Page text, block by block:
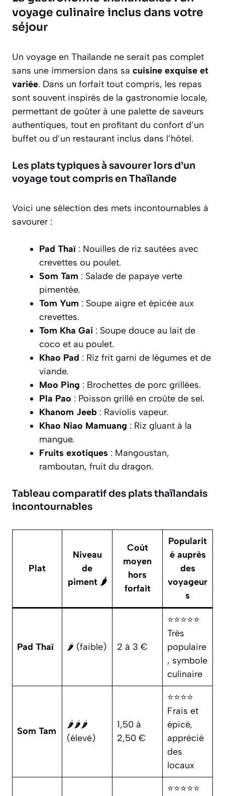
voyage culinaire inclus dans votre
séjour
Un voyage en Thaïlande ne serait pas complet
sans une immersion dans sa cuisine exquise et
variée. Dans un forfait tout compris, les repas
sont souvent inspirés de la gastronomie locale,
permettant de goûter à une palette de saveurs
authentiques, tout en profitant du confort d’un
buffet ou d’un restaurant inclus dans l’hôtel.
Les plats typiques à savourer lors d’un
voyage tout compris en Thaïlande
Voici une sélection des mets incontournables à
savourer :
Pad Thaï : Nouilles de riz sautées avec
crevettes ou poulet.
Som Tam : Salade de papaye verte
pimentée.
Tom Yum : Soupe aigre et épicée aux
crevettes.
Tom Kha Gai : Soupe douce au lait de
coco et au poulet.
Khao Pad : Riz frit garni de légumes et de
viande.
Moo Ping : Brochettes de porc grillées.
Pla Pao : Poisson grillé en croûte de sel.
Khanom Jeeb : Raviolis vapeur.
Khao Niao Mamuang : Riz gluant à la
mangue.
Fruits exotiques : Mangoustan,
ramboutan, fruit du dragon.
Tableau comparatif des plats thaïlandais
incontournables
Plat
Niveau
de
piment 🌶️
Coût
moyen
hors
forfait
Popularit
é auprès
des
voyageur
s
Pad Thaï 🌶️ (faible) 2 à 3 €
⭐⭐⭐⭐⭐
Très
populaire
, symbole
culinaire
Som Tam
🌶️🌶️🌶️
(élevé)
1,50 à
2,50 €
⭐⭐⭐⭐
Frais et
épicé,
apprécié
des
locaux
⭐⭐⭐⭐⭐